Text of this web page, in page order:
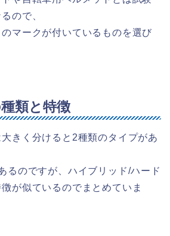
ので、
マークが付いているものを選び
類と特徴
きく分けると2種類のタイプがあ
るのですが、ハイブリッド/ハード
が似ているのでまとめていま